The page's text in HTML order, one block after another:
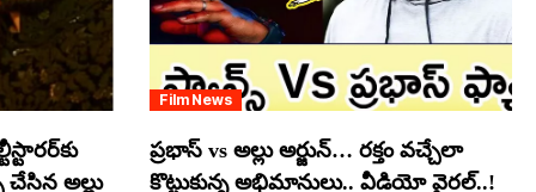
అల్లు
Film News
ప్రభాస్ vs అల్లు అర్జున్… రక్తం వచ్చేలా
కొట్టుకున్న అభిమానులు.. వీడియో వైరల్..!